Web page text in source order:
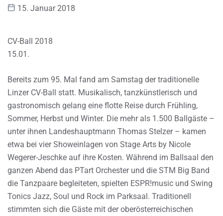
15. Januar 2018
CV-Ball 2018
15.01.
Bereits zum 95. Mal fand am Samstag der traditionelle
Linzer CV-Ball statt. Musikalisch, tanzkünstlerisch und
gastronomisch gelang eine flotte Reise durch Frühling,
Sommer, Herbst und Winter. Die mehr als 1.500 Ballgäste –
unter ihnen Landeshauptmann Thomas Stelzer – kamen
etwa bei vier Showeinlagen von Stage Arts by Nicole
Wegerer-Jeschke auf ihre Kosten. Während im Ballsaal den
ganzen Abend das PTart Orchester und die STM Big Band
die Tanzpaare begleiteten, spielten ESPR!music und Swing
Tonics Jazz, Soul und Rock im Parksaal. Traditionell
stimmten sich die Gäste mit der oberösterreichischen